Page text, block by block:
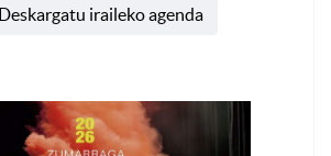
Deskargatu iraileko agenda